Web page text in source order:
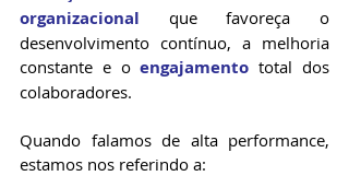
organizacional que favoreça o
desenvolvimento contínuo, a melhoria
constante e o engajamento total dos
colaboradores.
Quando falamos de alta performance,
estamos nos referindo a: